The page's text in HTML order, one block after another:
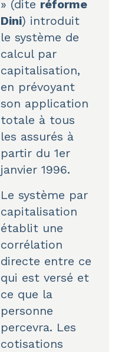
» (dite réforme
Dini) introduit
le système de
calcul par
capitalisation,
en prévoyant
son application
totale à tous
les assurés à
partir du 1er
janvier 1996.
Le système par
capitalisation
établit une
corrélation
directe entre ce
qui est versé et
ce que la
personne
percevra. Les
cotisations